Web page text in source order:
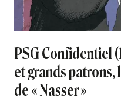
PSG Confidentiel
et grands
de « Nasser »